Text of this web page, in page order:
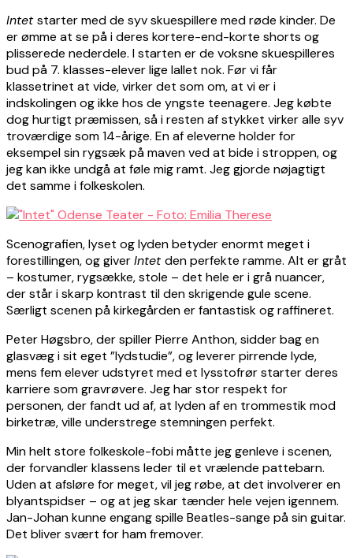
Intetstarter med de syv skuespillere med røde kinder. De
er ømme at se på i deres kortere-end-korte shorts og
plisserede nederdele. I starten er de voksne skuespilleres
bud på 7. klasses-elever lige lallet nok. Før vi får
klassetrinet at vide, virker det som om, at vi er i
indskolingen og ikke hos de yngste teenagere. Jeg købte
dog hurtigt præmissen, så i resten af stykket virker alle syv
troværdige som 14-årige. En af eleverne holder for
eksempel sin rygsæk på maven ved at bide i stroppen, og
jeg kan ikke undgå at føle mig ramt. Jeg gjorde nøjagtigt
det samme i folkeskolen.
Scenografien, lyset og lyden betyder enormt meget i
forestillingen, og giverIntetden perfekte ramme. Alt er gråt
– kostumer, rygsække, stole – det hele er i grå nuancer,
der står i skarp kontrast til den skrigende gule scene.
Særligt scenen på kirkegården er fantastisk og raffineret.
Peter Høgsbro, der spiller Pierre Anthon, sidder bag en
glasvæg i sit eget ”lydstudie”, og leverer pirrende lyde,
mens fem elever udstyret med et lysstofrør starter deres
karriere som gravrøvere. Jeg har stor respekt for
personen, der fandt ud af, at lyden af en trommestik mod
birketræ, ville understrege stemningen perfekt.
Min helt store folkeskole-fobi måtte jeg genleve i scenen,
der forvandler klassens leder til et vrælende pattebarn.
Uden at afsløre for meget, vil jeg røbe, at det involverer en
blyantspidser – og at jeg skar tænder hele vejen igennem.
Jan-Johan kunne engang spille Beatles-sange på sin guitar.
Det bliver svært for ham fremover.